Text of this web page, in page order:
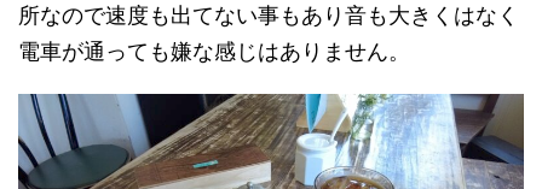
所なので速度も出てない事もあり音も大きくはなく
電車が通っても嫌な感じはありません。